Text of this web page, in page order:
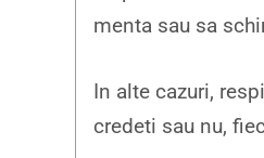
menta sau sa
In alte cazuri,
credeti sau nu,